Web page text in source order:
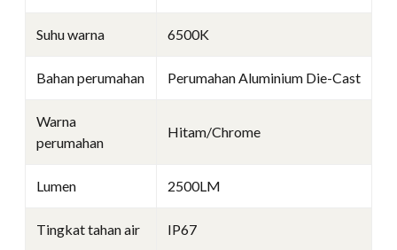
Suhu warna 6500K
Bahan perumahan Perumahan Aluminium Die-Cast
Warna
perumahan
Hitam/Chrome
Lumen 2500LM
Tingkat tahan air IP67